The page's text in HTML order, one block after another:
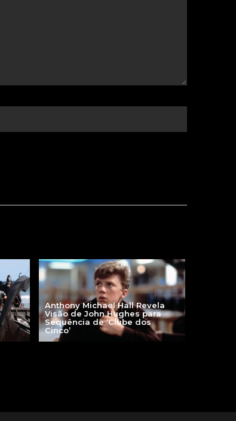
Anthony Michael Hall Revela
Visão de John Hughes para
Sequência de ‘Clube dos
Cinco’